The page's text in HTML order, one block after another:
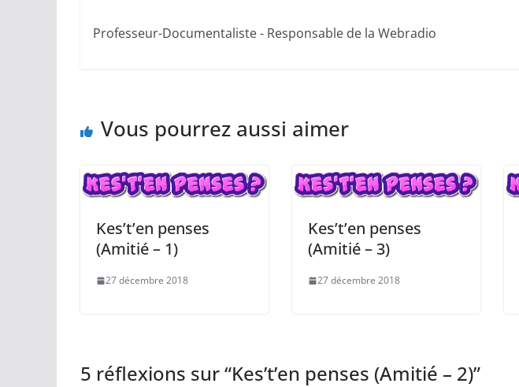
Professeur-Documentaliste - Responsable de la Webradio
Vous pourrez aussi aimer
Kes’t’en penses
(Amitié – 1)
27 décembre 2018
Kes’t’en penses
(Amitié – 3)
27 décembre 2018
5 réflexions sur “Kes’t’en penses (Amitié – 2)”